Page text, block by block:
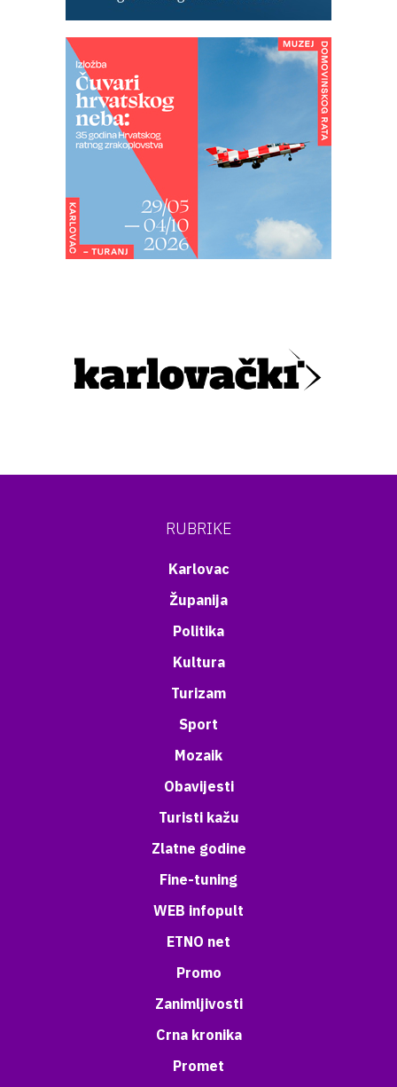
RUBRIKE
Karlovac
Županija
Politika
Kultura
Turizam
Sport
Mozaik
Obavijesti
Turisti kažu
Zlatne godine
Fine-tuning
WEB infopult
ETNO net
Promo
Zanimljivosti
Crna kronika
Promet